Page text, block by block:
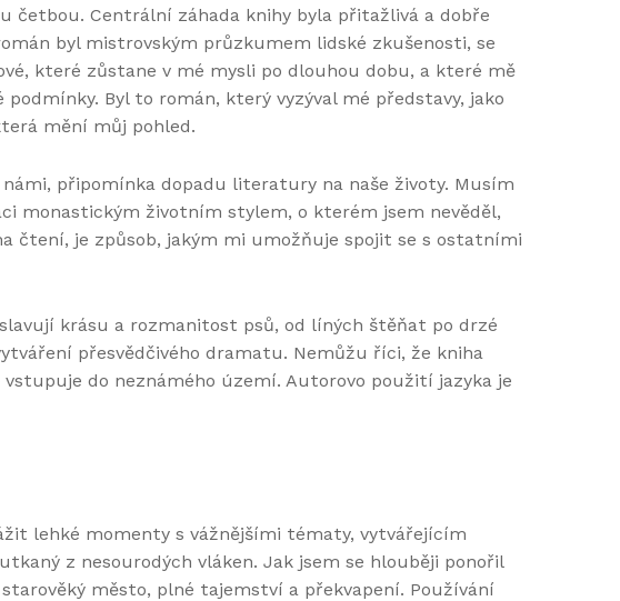
četbou. Centrální záhada knihy byla přitažlivá a dobře
byl mistrovským průzkumem lidské zkušenosti, se
které zůstane v mé mysli po dlouhou dobu, a které mě
Byl to román, který vyzýval mé představy, jako
mění můj pohled.
připomínka dopadu literatury na naše životy. Musím
monastickým životním stylem, o kterém jsem nevěděl,
čtení, je způsob, jakým mi umožňuje spojit se s ostatními
krásu a rozmanitost psů, od líných štěňat po drzé
přesvědčivého dramatu. Nemůžu říci, že kniha
do neznámého území. Autorovo použití jazyka je
lehké momenty s vážnějšími tématy, vytvářejícím
z nesourodých vláken. Jak jsem se hlouběji ponořil
město, plné tajemství a překvapení. Používání